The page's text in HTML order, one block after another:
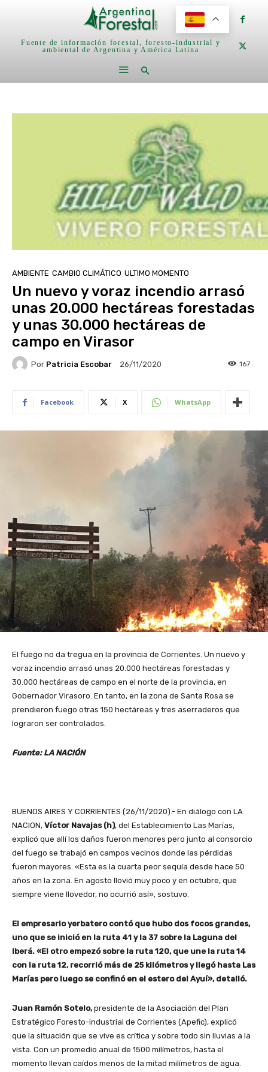
Fuente de información forestal, foresto-industrial y
ambiental de Argentina y América Latina
AMBIENTE CAMBIO CLIMÁTICO ULTIMO MOMENTO
Un nuevo y voraz incendio arrasó
unas 20.000 hectáreas forestadas
y unas 30.000 hectáreas de
campo en Virasor
Por Patricia Escobar 26/11/2020 167
Facebook X WhatsApp
El fuego no da tregua en la provincia de Corrientes. Un nuevo y
voraz incendio arrasó unas 20.000 hectáreas forestadas y
30.000 hectáreas de campo en el norte de la provincia, en
Gobernador Virasoro. En tanto, en la zona de Santa Rosa se
prendieron fuego otras 150 hectáreas y tres aserraderos que
lograron ser controlados.
Fuente: LA NACIÓN
BUENOS AIRES Y CORRIENTES (26/11/2020).- En diálogo con LA
NACION, Víctor Navajas (h), del Establecimiento Las Marías,
explicó que allí los daños fueron menores pero junto al consorcio
del fuego se trabajó en campos vecinos donde las pérdidas
fueron mayores. «Esta es la cuarta peor sequía desde hace 50
años en la zona. En agosto llovió muy poco y en octubre, que
siempre viene llovedor, no ocurrió así», sostuvo.
El empresario yerbatero contó que hubo dos focos grandes,
uno que se inició en la ruta 41 y la 37 sobre la Laguna del
Iberá. «El otro empezó sobre la ruta 120, que une la ruta 14
con la ruta 12, recorrió más de 25 kilómetros y llegó hasta Las
Marías pero luego se confinó en el estero del Ayuí», detalló.
Juan Ramón Sotelo,presidente de la Asociación del Plan
Estratégico Foresto-industrial de Corrientes (Apefic), explicó
que la situación que se vive es crítica y sobre todo sin lluvias a la
vista. Con un promedio anual de 1500 milímetros, hasta el
momento llevan caídos menos de la mitad milímetros de agua.